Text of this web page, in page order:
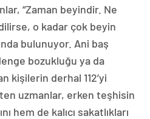
“Zaman beyindir. Ne
o kadar çok beyin
bulunuyor. Ani baş
bozukluğu ya da
kişilerin derhal 112’yi
uzmanlar, erken teşhisin
hem de kalıcı sakatlıkları